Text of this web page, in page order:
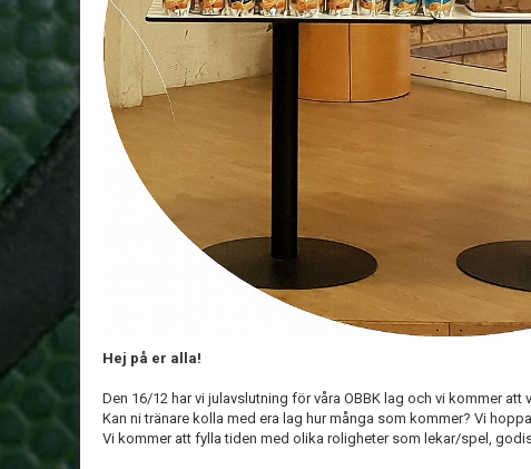
Hej på er alla!
Den 16/12 har vi julavslutning för våra OBBK lag och vi kommer att
Kan ni tränare kolla med era lag hur många som kommer? Vi
Vi kommer att fylla tiden med olika roligheter som lekar/spel,